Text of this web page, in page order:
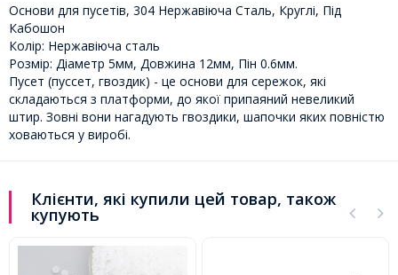
Основи для пусетів, 304 Нержавіюча Сталь, Круглі, Під
Кабошон
Колір: Нержавіюча сталь
Розмір: Діаметр 5мм, Довжина 12мм, Пін 0.6мм.
Пусет (пуссет, гвоздик) - це основи для сережок, які
складаються з платформи, до якої припаяний невеликий
штир. Зовні вони нагадують гвоздики, шапочки яких повністю
ховаються у виробі.
Клієнти, які купили цей товар, також
купують